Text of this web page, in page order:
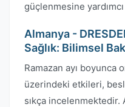
güçlenmesine
Almanya -
Sağlık: Bilimsel
Ramazan ayı boyunca
üzerindeki etkileri,
sıkça incelenmektedir.